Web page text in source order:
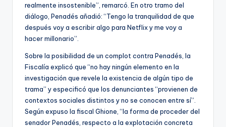
realmente insostenible”, remarcó. En otro tramo del
diálogo, Penadés añadió: “Tengo la tranquilidad de que
después voy a escribir algo para Netflix y me voy a
hacer millonario”.
Sobre la posibilidad de un complot contra Penadés, la
Fiscalía explicó que “no hay ningún elemento en la
investigación que revele la existencia de algún tipo de
trama” y especificó que los denunciantes “provienen de
contextos sociales distintos y no se conocen entre sí”.
Según expuso la fiscal Ghione, “la forma de proceder del
senador Penadés, respecto a la explotación concreta